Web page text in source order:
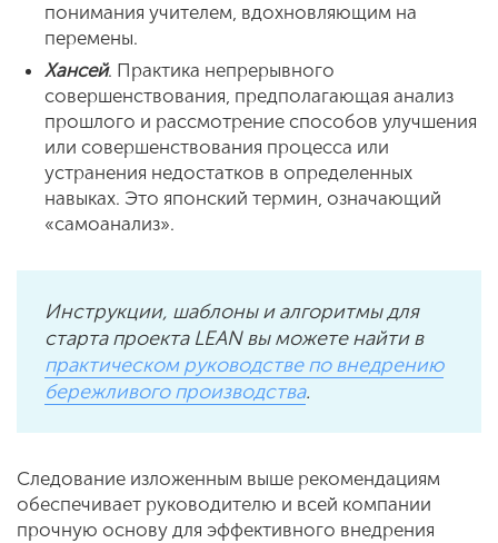
понимания учителем, вдохновляющим на
перемены.
Хансей. Практика непрерывного
совершенствования, предполагающая анализ
прошлого и рассмотрение способов улучшения
или совершенствования процесса или
устранения недостатков в определенных
навыках. Это японский термин, означающий
«самоанализ».
Инструкции, шаблоны и алгоритмы для
старта проекта LEAN вы можете найти в
практическом руководстве по внедрению
бережливого производства.
Следование изложенным выше рекомендациям
обеспечивает руководителю и всей компании
прочную основу для эффективного внедрения